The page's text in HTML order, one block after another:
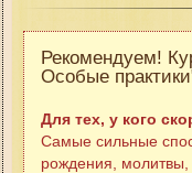
Рекомендуем!
Особые
Для тех, у кого
Самые сильные
рождения, молитвы,